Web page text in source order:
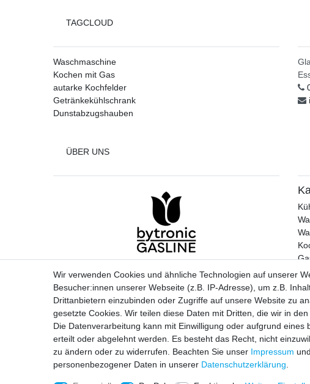
TAGCLOUD
Waschmaschine
Kochen mit Gas
autarke Kochfelder
Getränkekühlschrank
Dunstabzugshauben
ÜBER UNS
Entdecken Sie die Vielfalt der Elektrogeräte in
unserem Spezialgeschäft in Essen. Wir führen eine
umfangreiche Auswahl an Haushaltsgeräten aller
renommierten Marken. Kommen Sie vorbei und
überzeugen Sie sich selbst!
Wir verwenden Cookies und ähnliche Technologien auf unserer
Besucher:innen unserer Webseite (z.B. IP-Adresse), um z.B.
Drittanbietern einzubinden oder Zugriffe auf unsere Website zu
gesetzte Cookies. Wir teilen diese Daten mit Dritten, die wir in den
Die Datenverarbeitung kann mit Einwilligung oder aufgrund
erteilt oder abgelehnt werden. Es besteht das Recht, nicht
zu ändern oder zu widerrufen. Beachten Sie unser Impressum
personenbezogener Daten in unserer Daten­schutz­erklärung